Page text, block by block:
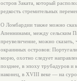
остров Заката, который
редкость стре­мительных
О Ломбардии также можно
Апеннинами, между сель­ским
преувеличение, можно
окраинных остро­вов:
морю, охотно следует
позд­нее, в эпоху трубадуров
наконец, в XVIII веке — на